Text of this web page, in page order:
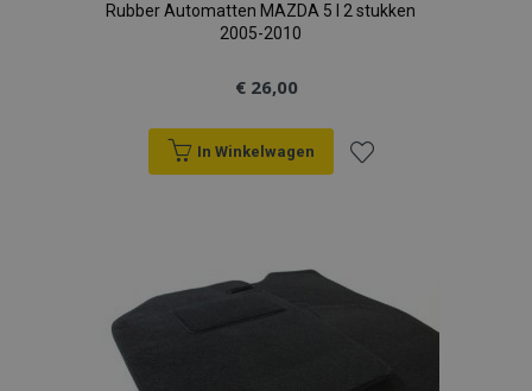
Rubber Automatten MAZDA 5 I 2 stukken
2005-2010
€ 26,00
In Winkelwagen
aan
verlanglijst